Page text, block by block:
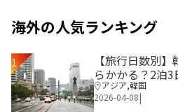
海外の人気ランキング
1
【旅行日数別
らかかる？2泊
アジア,韓国
2026-04-08|